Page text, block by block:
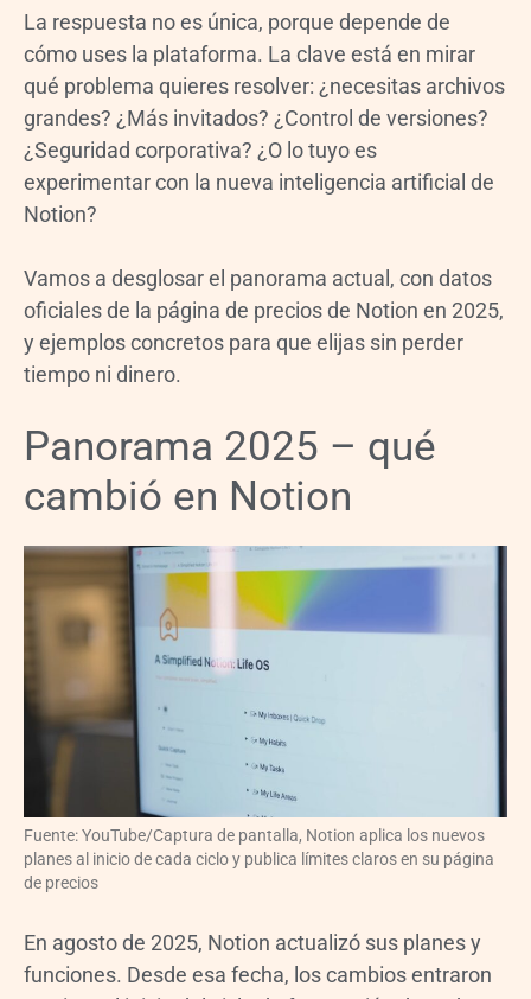
La respuesta no es única, porque depende de
cómo uses la plataforma. La clave está en mirar
qué problema quieres resolver: ¿necesitas archivos
grandes? ¿Más invitados? ¿Control de versiones?
¿Seguridad corporativa? ¿O lo tuyo es
experimentar con la nueva inteligencia artificial de
Notion?
Vamos a desglosar el panorama actual, con datos
oficiales de la página de precios de Notion en 2025,
y ejemplos concretos para que elijas sin perder
tiempo ni dinero.
Panorama 2025 – qué
cambió en Notion
Fuente: YouTube/Captura de pantalla, Notion aplica los nuevos
planes al inicio de cada ciclo y publica límites claros en su página
de precios
En agosto de 2025, Notion actualizó sus planes y
funciones. Desde esa fecha, los cambios entraron